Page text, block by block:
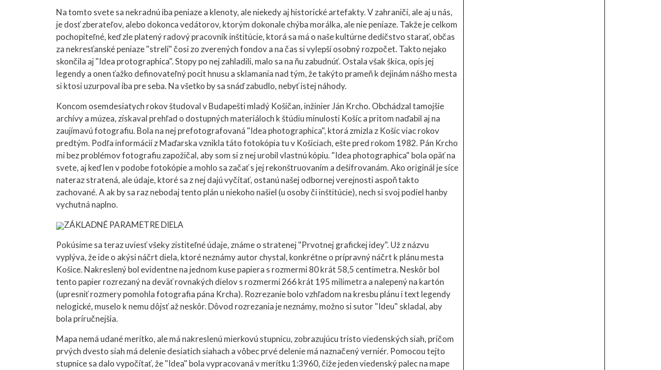
Na tomto svete sa nekradnú iba peniaze a klenoty, ale niekedy aj historické artefakty. V zahraničí, ale aj u nás,
je dosť zberateľov, alebo dokonca vedátorov, ktorým dokonale chýba morálka, ale nie peniaze. Takže je celkom
pochopiteľné, keď zle platený radový pracovník inštitúcie, ktorá sa má o naše kultúrne dedičstvo starať, občas
za nekresťanské peniaze "strelí" čosi zo zverených fondov a na čas si vylepší osobný rozpočet. Takto nejako
skončila aj "Idea protographica". Stopy po nej zahladili, malo sa na ňu zabudnúť. Ostala však škica, opis jej
legendy a onen ťažko definovateľný pocit hnusu a sklamania nad tým, že takýto prameň k dejinám nášho mesta
si ktosi uzurpoval iba pre seba. Na všetko by sa snáď zabudlo, nebyť istej náhody.
Koncom osemdesiatych rokov študoval v Budapešti mladý Košičan, inžinier Ján Krcho. Obchádzal tamojšie
archívy a múzea, získaval prehľad o dostupných materiáloch k štúdiu minulosti Košíc a pritom naďabil aj na
zaujímavú fotografiu. Bola na nej prefotografovaná "Idea photographica", ktorá zmizla z Košíc viac rokov
predtým. Podľa informácií z Maďarska vznikla táto fotokópia tu v Košiciach, ešte pred rokom 1982. Pán Krcho
mi bez problémov fotografiu zapožičal, aby som si z nej urobil vlastnú kópiu. "Idea photographica" bola opäť na
svete, aj keď len v podobe fotokópie a mohlo sa začať s jej rekonštruovaním a dešifrovanám. Ako originál je síce
nateraz stratená, ale údaje, ktoré sa z nej dajú vyčítať, ostanú našej odbornej verejnosti aspoň takto
zachované. A ak by sa raz nebodaj tento plán u niekoho našiel (u osoby či inštitúcie), nech si svoj podiel hanby
vychutná naplno.
ZÁKLADNÉ PARAMETRE DIELA
Pokúsime sa teraz uviesť všeky zistiteľné údaje, známe o stratenej "Prvotnej grafickej idey". Už z názvu
vyplýva, že ide o akýsi náčrt diela, ktoré neznámy autor chystal, konkrétne o prípravný náčrt k plánu mesta
Košice. Nakreslený bol evidentne na jednom kuse papiera s rozmermi 80 krát 58,5 centimetra. Neskôr bol
tento papier rozrezaný na deväť rovnakých dielov s rozmermi 266 krát 195 milimetra a nalepený na kartón
(upresniť rozmery pomohla fotografia pána Krcha). Rozrezanie bolo vzhľadom na kresbu plánu i text legendy
nelogické, muselo k nemu dôjsť až neskôr. Dôvod rozrezania je neznámy, možno si sutor "Ideu" skladal, aby
bola príručnejšia.
Mapa nemá udané merítko, ale má nakreslenú mierkovú stupnicu, zobrazujúcu tristo viedenských siah, pričom
prvých dvesto siah má delenie desiatich siahach a vôbec prvé delenie má naznačený verniér. Pomocou tejto
stupnice sa dalo vypočítať, že "Idea" bola vypracovaná v merítku 1:3960, čiže jeden viedenský palec na mape